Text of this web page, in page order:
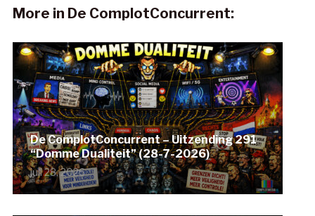
More in De ComplotConcurrent:
De ComplotConcurrent – Uitzending 291
“Domme Dualiteit” (28-7-2026)
juli 28, 2026